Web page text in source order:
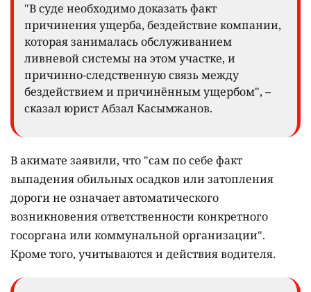
"В суде необходимо доказать факт
причинения ущерба, бездействие компании,
которая занималась обслуживанием
ливневой системы на этом участке, и
причинно-следственную связь между
бездействием и причинённым ущербом", –
сказал юрист Абзал Касымжанов.
В акимате заявили, что "сам по себе факт
выпадения обильных осадков или затопления
дороги не означает автоматического
возникновения ответственности конкретного
госоргана или коммунальной организации".
Кроме того, учитываются и действия водителя.